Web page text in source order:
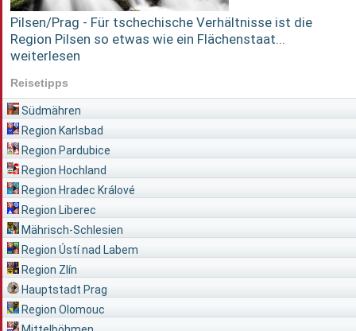
Pilsen/Prag - Für tschechische Verhältnisse ist die
Region Pilsen so etwas wie ein Flächenstaat...
weiterlesen
Reisetipps
Südmähren
Region Karlsbad
Region Pardubice
Region Hochland
Region Hradec Králové
Region Liberec
Mährisch-Schlesien
Region Ústí nad Labem
Region Zlín
Hauptstadt Prag
Region Olomouc